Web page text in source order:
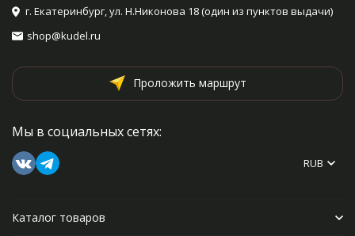
г. Екатеринбург, ул. Н.Никонова 18 (один из пунктов выдачи)
shop@kudel.ru
Проложить маршрут
Мы в социальных сетях:
RUB
Каталог товаров